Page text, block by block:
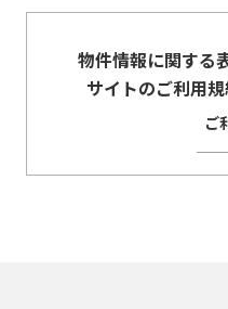
物件情報に関する
サイトのご利用規
ご